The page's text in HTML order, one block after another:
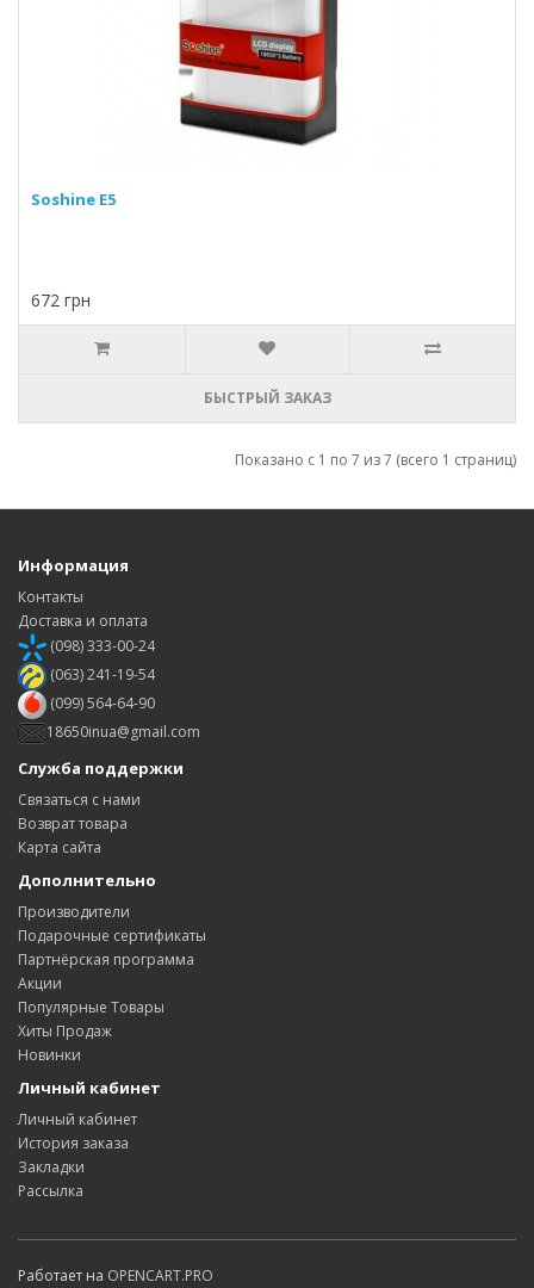
Soshine E5
672 грн
БЫСТРЫЙ ЗАКАЗ
Показано с 1 по 7 из 7 (всего 1 страниц)
Информация
Контакты
Доставка и оплата
(098) 333-00-24
(063) 241-19-54
(099) 564-64-90
18650inua@gmail.com
Служба поддержки
Связаться с нами
Возврат товара
Карта сайта
Дополнительно
Производители
Подарочные сертификаты
Партнёрская программа
Акции
Популярные Товары
Хиты Продаж
Новинки
Личный кабинет
Личный кабинет
История заказа
Закладки
Рассылка
Работает на OPENCART.PRO